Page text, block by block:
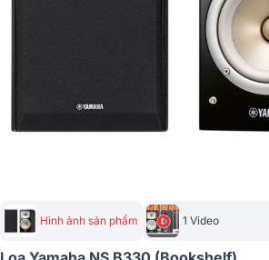
Hình ảnh sản phẩm 1 Video